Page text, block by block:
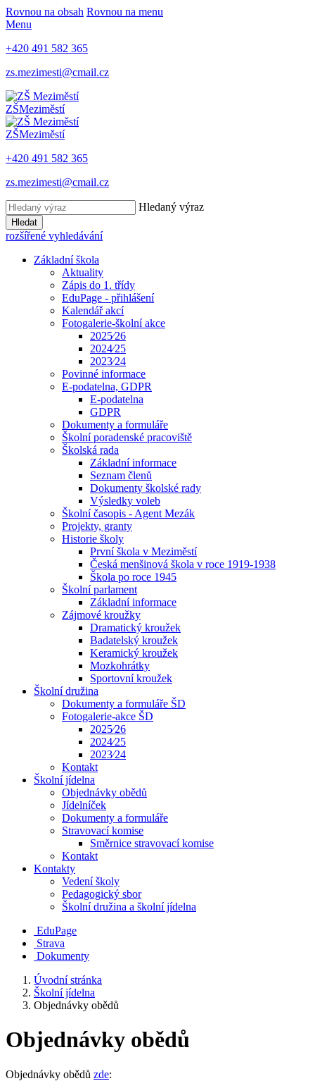
Rovnou na obsah Rovnou na menu
Menu
+420 491 582 365
zs.mezimesti@cmail.cz
ZŠMeziměstí
ZŠMeziměstí
+420 491 582 365
zs.mezimesti@cmail.cz
Hledaný výraz
Hledat
rozšířené vyhledávání
Základní škola
Aktuality
Zápis do 1. třídy
EduPage - přihlášení
Kalendář akcí
Fotogalerie-školní akce
2025⁄26
2024⁄25
2023⁄24
Povinné informace
E-podatelna, GDPR
E-podatelna
GDPR
Dokumenty a formuláře
Školní poradenské pracoviště
Školská rada
Základní informace
Seznam členů
Dokumenty školské rady
Výsledky voleb
Školní časopis - Agent Mezák
Projekty, granty
Historie školy
První škola v Meziměstí
Česká menšinová škola v roce 1919-1938
Škola po roce 1945
Školní parlament
Základní informace
Zájmové kroužky
Dramatický kroužek
Badatelský kroužek
Keramický kroužek
Mozkohrátky
Sportovní kroužek
Školní družina
Dokumenty a formuláře ŠD
Fotogalerie-akce ŠD
2025⁄26
2024⁄25
2023⁄24
Kontakt
Školní jídelna
Objednávky obědů
Jídelníček
Dokumenty a formuláře
Stravovací komise
Směrnice stravovací komise
Kontakt
Kontakty
Vedení školy
Pedagogický sbor
Školní družina a školní jídelna
EduPage
Strava
Dokumenty
Úvodní stránka
Školní jídelna
Objednávky obědů
Objednávky obědů
Objednávky obědů zde: